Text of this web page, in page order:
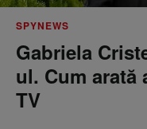
SPYNEWS
Gabriela
ul. Cum arată
TV